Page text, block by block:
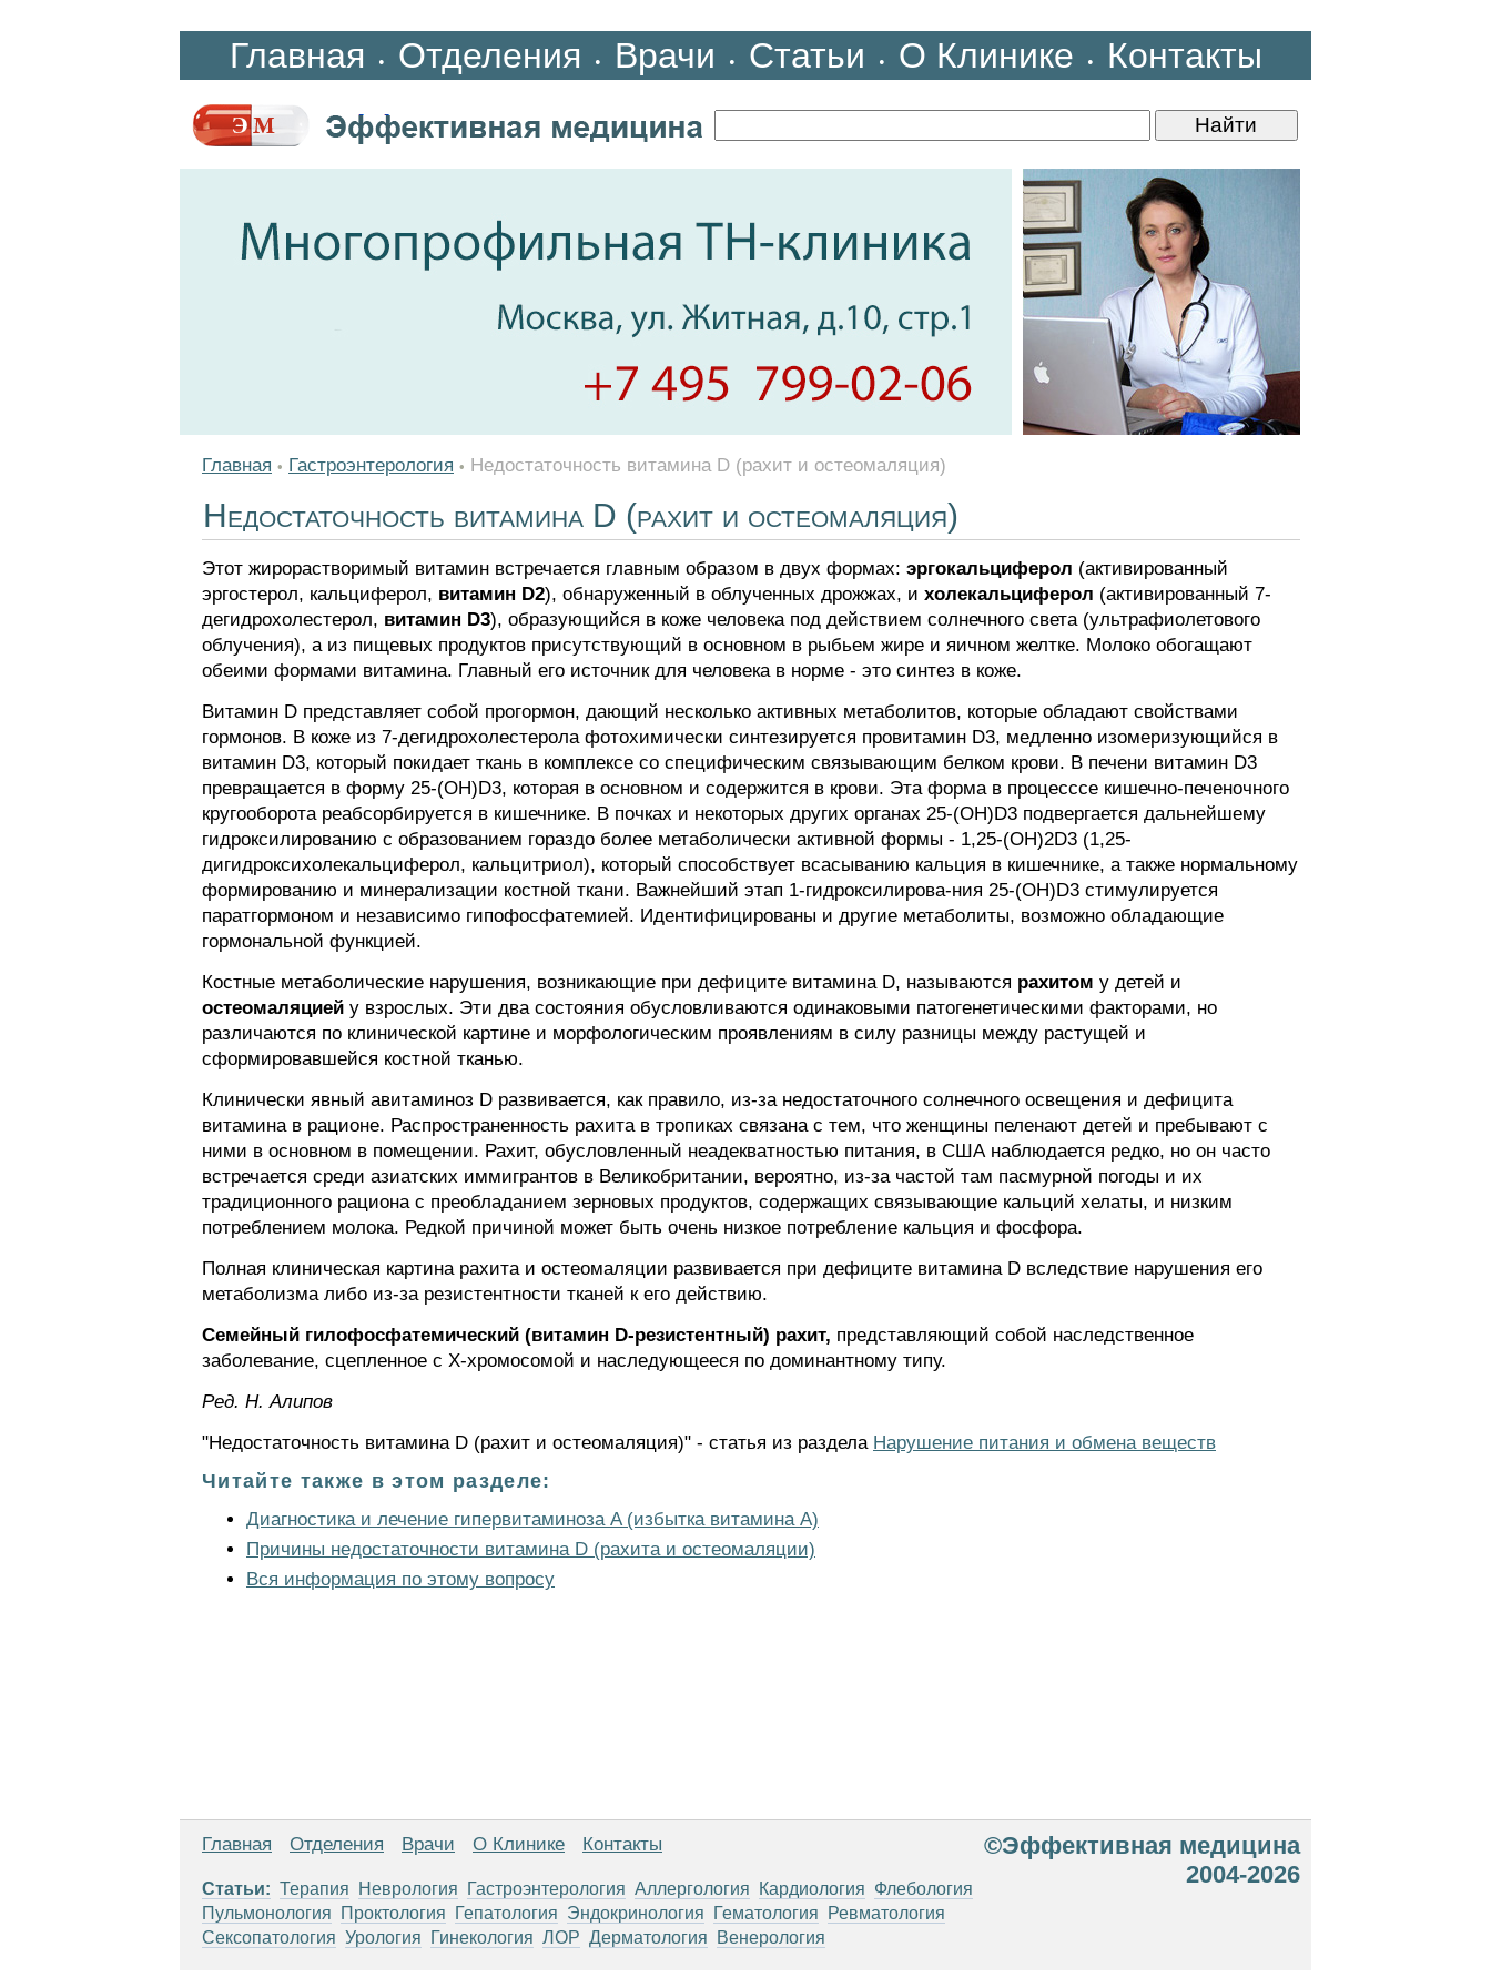
Главная • Отделения • Врачи • Статьи • О Клинике • Контакты
Главная • Гастроэнтерология • Недостаточность витамина D (рахит и остеомаляция)
Недостаточность витамина D (рахит и остеомаляция)
Этот жирорастворимый витамин встречается главным образом в двух формах: эргокальциферол (активированный
эргостерол, кальциферол, витамин D2), обнаруженный в облученных дрожжах, и холекальциферол (активированный 7-
дегидрохолестерол, витамин D3), образующийся в коже человека под действием солнечного света (ультрафиолетового
облучения), а из пищевых продуктов присутствующий в основном в рыбьем жире и яичном желтке. Молоко обогащают
обеими формами витамина. Главный его источник для человека в норме - это синтез в коже.
Витамин D представляет собой прогормон, дающий несколько активных метаболитов, которые обладают свойствами
гормонов. В коже из 7-дегидрохолестерола фотохимически синтезируется провитамин D3, медленно изомеризующийся в
витамин D3, который покидает ткань в комплексе со специфическим связывающим белком крови. В печени витамин D3
превращается в форму 25-(OH)D3, которая в основном и содержится в крови. Эта форма в процесссе кишечно-печеночного
кругооборота реабсорбируется в кишечнике. В почках и некоторых других органах 25-(OH)D3 подвергается дальнейшему
гидроксилированию с образованием гораздо более метаболически активной формы - 1,25-(OH)2D3 (1,25-
дигидроксихолекальциферол, кальцитриол), который способствует всасыванию кальция в кишечнике, а также нормальному
формированию и минерализации костной ткани. Важнейший этап 1-гидроксилирова-ния 25-(OH)D3 стимулируется
паратгормоном и независимо гипофосфатемией. Идентифицированы и другие метаболиты, возможно обладающие
гормональной функцией.
Костные метаболические нарушения, возникающие при дефиците витамина D, называются рахитом у детей и
остеомаляцией у взрослых. Эти два состояния обусловливаются одинаковыми патогенетическими факторами, но
различаются по клинической картине и морфологическим проявлениям в силу разницы между растущей и
сформировавшейся костной тканью.
Клинически явный авитаминоз D развивается, как правило, из-за недостаточного солнечного освещения и дефицита
витамина в рационе. Распространенность рахита в тропиках связана с тем, что женщины пеленают детей и пребывают с
ними в основном в помещении. Рахит, обусловленный неадекватностью питания, в США наблюдается редко, но он часто
встречается среди азиатских иммигрантов в Великобритании, вероятно, из-за частой там пасмурной погоды и их
традиционного рациона с преобладанием зерновых продуктов, содержащих связывающие кальций хелаты, и низким
потреблением молока. Редкой причиной может быть очень низкое потребление кальция и фосфора.
Полная клиническая картина рахита и остеомаляции развивается при дефиците витамина D вследствие нарушения его
метаболизма либо из-за резистентности тканей к его действию.
Семейный гилофосфатемический (витамин D-резистентный) рахит, представляющий собой наследственное
заболевание, сцепленное с Х-хромосомой и наследующееся по доминантному типу.
Ред. Н. Алипов
"Недостаточность витамина D (рахит и остеомаляция)" - статья из раздела Нарушение питания и обмена веществ
Читайте также в этом разделе:
Диагностика и лечение гипервитаминоза A (избытка витамина A)
Причины недостаточности витамина D (рахита и остеомаляции)
Вся информация по этому вопросу
Главная Отделения Врачи О Клинике Контакты
Статьи: Терапия Неврология Гастроэнтерология Аллергология Кардиология Флебология
Пульмонология
Проктология Гепатология Эндокринология Гематология
Ревматология
Сексопатология Урология Гинекология ЛОР Дерматология Венерология
©Эффективная медицина
2004-2026